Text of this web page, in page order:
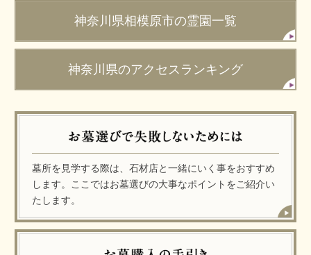
神奈川県相模原市の霊園一覧
神奈川県のアクセスランキング
墓所を見学する際は、石材店と一緒にいく事をおすすめ
します。ここではお墓選びの大事なポイントをご紹介い
たします。